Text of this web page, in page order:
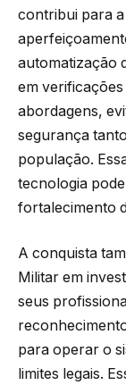
contribui para
automatização
em
abordagens,
segurança
população.
tecnologia
fortalecimento
A conquista
Militar em
seus
para operar o
limites legais.